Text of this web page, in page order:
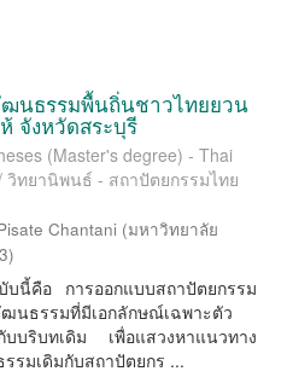
นธรรมพื้นถิ่นชาวไทยยวน
จังหวัดสระบุรี
(Master's degree) - Thai
วิทยานิพนธ์ - สถาปัตยกรรมไทย
Chantani (มหาวิทยาลัย
)
บนี้คือ การออกแบบสถาปัตยกรรม
นธรรมที่มีเอกลักษณ์เฉพาะตัว
บบริบทเดิม เพื่อแสวงหาแนวทาง
มเดิมกับสถาปัตยกร ...